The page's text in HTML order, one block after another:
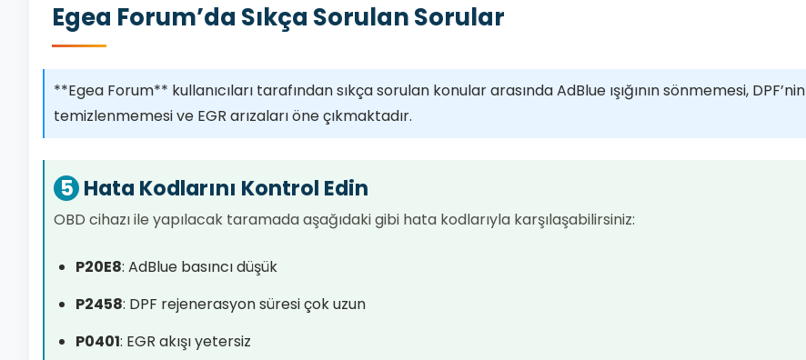
Egea Forum’da Sıkça Sorulan Sorular
**Egea Forum** kullanıcıları tarafından sıkça sorulan konular arasında AdBlue ışığının sönmemesi, DPF’nin
temizlenmemesi ve EGR arızaları öne çıkmaktadır.
5 Hata Kodlarını Kontrol Edin
OBD cihazı ile yapılacak taramada aşağıdaki gibi hata kodlarıyla karşılaşabilirsiniz:
P20E8: AdBlue basıncı düşük
P2458: DPF rejenerasyon süresi çok uzun
P0401: EGR akışı yetersiz